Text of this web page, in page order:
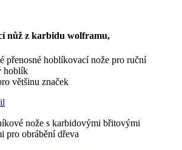
nůž z karbidu wolframu,
přenosné hoblíkovací nože pro ruční
hoblík
většinu značek